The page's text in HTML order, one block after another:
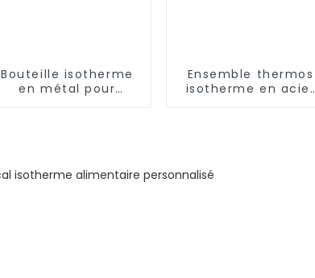
Bouteille isotherme
en métal pour
Ensemble thermos
isotherme en acier